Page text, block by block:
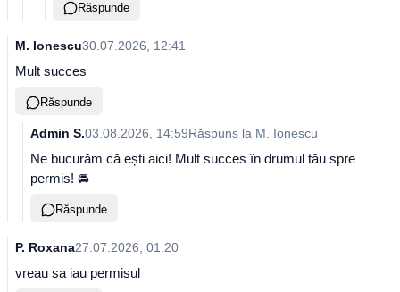
Răspunde
M. Ionescu30.07.2026, 12:41
Mult succes
Răspunde
Admin S.03.08.2026, 14:59Răspuns la M. Ionescu
Ne bucurăm că ești aici! Mult succes în drumul tău spre
permis! 🚘
Răspunde
P. Roxana27.07.2026, 01:20
vreau sa iau permisul